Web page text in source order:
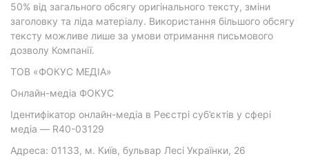
50% від загального обсягу оригінального тексту, зміни
заголовку та ліда матеріалу. Використання більшого обсягу
тексту можливе лише за умови отримання письмового
дозволу Компанії.
ТОВ «ФОКУС МЕДІА»
Онлайн-медіа ФОКУС
Ідентифікатор онлайн-медіа в Реєстрі суб’єктів у сфері
медіа — R40-03129
Адреса: 01133, м. Київ, бульвар Лесі Українки, 26